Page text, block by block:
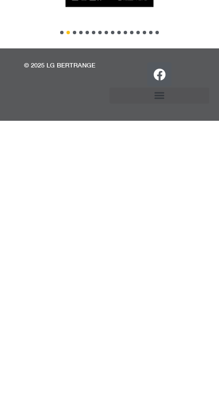
© 2025 LG BERTRANGE